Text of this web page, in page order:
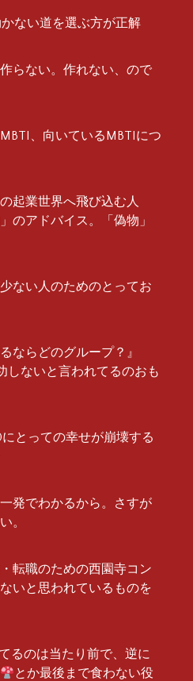
ない道を選ぶ方が正解
らない。作れない、ので
、向いているMBTIにつ
起業世界へ飛び込む人
アドバイス。「偽物」
ない人のためのとってお
ならどのグループ？』
しないと言われてるのおも
とっての幸せが崩壊する
発でわかるから。さすが
。
転職のための西園寺コン
いと思われているものを
るのは当たり前で、逆に
とか最後まで食わない役